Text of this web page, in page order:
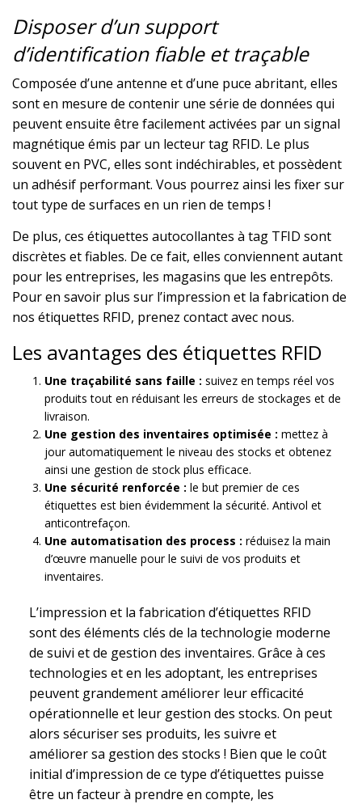
Disposer d’un support
d’identification fiable et traçable
Composée d’une antenne et d’une puce abritant, elles
sont en mesure de contenir une série de données qui
peuvent ensuite être facilement activées par un signal
magnétique émis par un lecteur tag RFID. Le plus
souvent en PVC, elles sont indéchirables, et possèdent
un adhésif performant. Vous pourrez ainsi les fixer sur
tout type de surfaces en un rien de temps !
De plus, ces étiquettes autocollantes à tag TFID sont
discrètes et fiables. De ce fait, elles conviennent autant
pour les entreprises, les magasins que les entrepôts.
Pour en savoir plus sur l’impression et la fabrication de
nos étiquettes RFID, prenez contact avec nous.
Les avantages des étiquettes RFID
Une traçabilité sans faille : suivez en temps réel vos
produits tout en réduisant les erreurs de stockages et de
livraison.
Une gestion des inventaires optimisée : mettez à
jour automatiquement le niveau des stocks et obtenez
ainsi une gestion de stock plus efficace.
Une sécurité renforcée : le but premier de ces
étiquettes est bien évidemment la sécurité. Antivol et
anticontrefaçon.
Une automatisation des process : réduisez la main
d’œuvre manuelle pour le suivi de vos produits et
inventaires.
L’impression et la fabrication d’étiquettes RFID
sont des éléments clés de la technologie moderne
de suivi et de gestion des inventaires. Grâce à ces
technologies et en les adoptant, les entreprises
peuvent grandement améliorer leur efficacité
opérationnelle et leur gestion des stocks. On peut
alors sécuriser ses produits, les suivre et
améliorer sa gestion des stocks ! Bien que le coût
initial d’impression de ce type d’étiquettes puisse
être un facteur à prendre en compte, les